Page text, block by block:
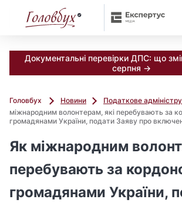
Документальні перевірки ДПС: що
серпня →
Головбух Новини Податкове
міжнародним волонтерам, які перебувають за
громадянами України, подати Заяву про
Як міжнародним
перебувають за
громадянами України,